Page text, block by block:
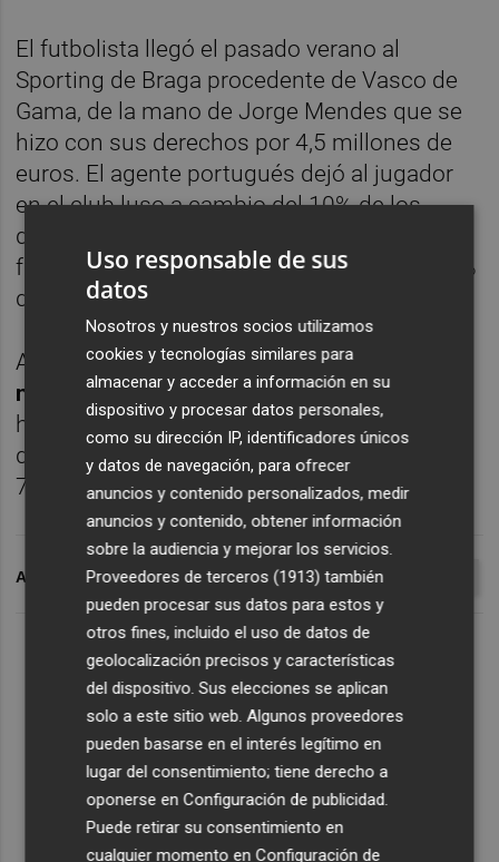
El futbolista llegó el pasado verano al
Sporting de Braga procedente de Vasco de
Gama, de la mano de Jorge Mendes que se
hizo con sus derechos por 4,5 millones de
euros. El agente portugués dejó al jugador
en el club luso a cambio del 10% de los
derechos, con lo que la propiedad del
futbolista, el verano pasado quedó en el 90%
de Mendes y el 10% del Sporting de Braga.
Ahora, una temporada después, y
nombrado segundo mejor futbolista sub 20
ha recalado en el Valencia que tendrá el 50%
de los derechos del jugador previo pago de
7,5 millones de euros.
ARCHIVADO EN DANILO BARBOSA FICHAJE VALENCIA CF
Uso responsable de sus
datos
Nosotros y nuestros socios utilizamos
cookies y tecnologías similares para
almacenar y acceder a información en su
dispositivo y procesar datos personales,
como su dirección IP, identificadores únicos
y datos de navegación, para ofrecer
anuncios y contenido personalizados, medir
anuncios y contenido, obtener información
sobre la audiencia y mejorar los servicios.
Proveedores de terceros (1913) también
pueden procesar sus datos para estos y
otros fines, incluido el uso de datos de
geolocalización precisos y características
del dispositivo. Sus elecciones se aplican
solo a este sitio web. Algunos proveedores
pueden basarse en el interés legítimo en
lugar del consentimiento; tiene derecho a
oponerse enConfiguración de publicidad.
Puede retirar su consentimiento en
cualquier momento enConfiguración de